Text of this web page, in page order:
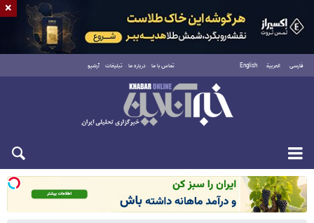
فارسی العربية English تماس با ما درباره ما تبلیغات آرشیو
شنبه ۱۷ مرداد ۱۴۰۵
×